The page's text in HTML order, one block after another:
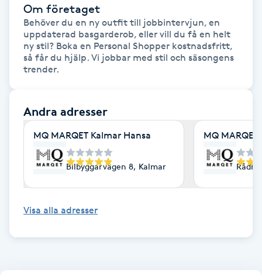
Fotsvamp
Fotvård
Fransar
Fransborttagning
Fransfärgning
Fransförlängning
Om företaget
Behöver du en ny outfit till jobbintervjun, en
uppdaterad basgarderob, eller vill du få en helt
ny stil? Boka en Personal Shopper kostnadsfritt,
så får du hjälp. Vi jobbar med stil och säsongens
Andra adresser
MQ MARQET Kalmar Hansa
Bilbyggarvägen 8, Kalmar
MQ
Visa alla adresser